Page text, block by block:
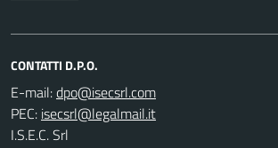
CONTATTI D.P.O.
E-mail:
PEC:
I.S.E.C. Srl